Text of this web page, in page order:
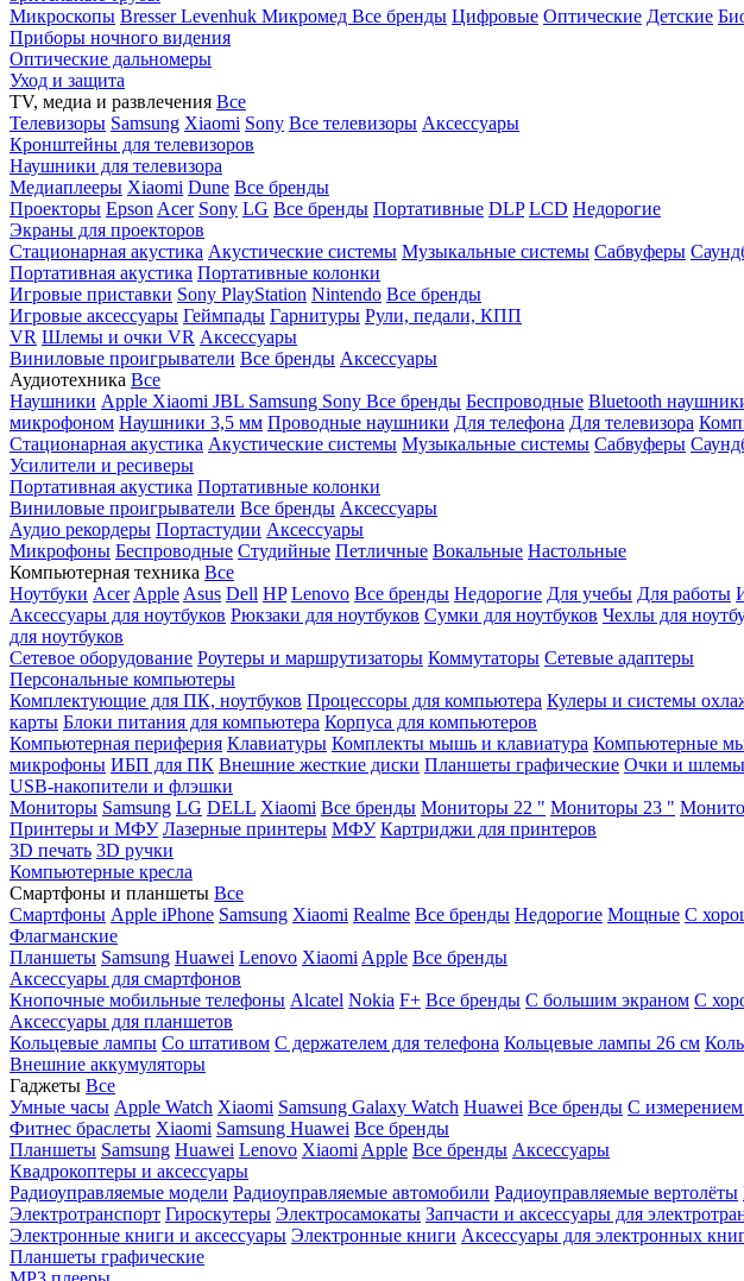
Микроскопы BresserLevenhuk Микромед Все бренды Цифровые Оптические Детские
Приборы ночного видения
Оптические дальномеры
Уход и защита
TV, медиа и развлечения Все
Телевизоры Samsung Xiaomi Sony Все телевизоры Аксессуары
Кронштейны для телевизоров
Наушники для телевизора
Медиаплееры Xiaomi Dune Все бренды
Проекторы Epson Acer Sony LG Все бренды Портативные DLP LCD Недорогие
Экраны для проекторов
Стационарная акустика Акустические системы Музыкальные системы Сабвуферы
Портативная акустика Портативные колонки
Игровые приставки Sony PlayStation Nintendo Все бренды
Игровые аксессуары Геймпады Гарнитуры Рули, педали, КПП
VR Шлемы и очки VR Аксессуары
Виниловые проигрыватели Все бренды Аксессуары
Аудиотехника Все
Наушники Apple Xiaomi JBL Samsung Sony Все бренды Беспроводные Bluetooth
микрофоном Наушники 3,5 мм Проводные наушники Для телефона Для телевизора
Стационарная акустика Акустические системы Музыкальные системы Сабвуферы
Усилители и ресиверы
Портативная акустика Портативные колонки
Виниловые проигрыватели Все бренды Аксессуары
Аудио рекордеры Портастудии Аксессуары
Микрофоны Беспроводные Студийные Петличные Вокальные Настольные
Компьютерная техника Все
Ноутбуки Acer Apple Asus Dell HP Lenovo Все бренды Недорогие Для учебы Для работы
Аксессуары для ноутбуков Рюкзаки для ноутбуков Сумки для ноутбуков Чехлы для
для ноутбуков
Сетевое оборудование Роутеры и маршрутизаторы Коммутаторы Сетевые адаптеры
Персональные компьютеры
Комплектующие для ПК, ноутбуков Процессоры для компьютера Кулеры и системы
карты Блоки питания для компьютера Корпуса для компьютеров
Компьютерная периферия Клавиатуры Комплекты мышь и клавиатура Компьютерные
микрофоны ИБП для ПК Внешние жесткие диски Планшеты графические Очки и
USB-накопители и флэшки
Мониторы Samsung LG DELL Xiaomi Все бренды Мониторы 22 " Мониторы 23 "
Принтеры и МФУ Лазерные принтеры МФУ Картриджи для принтеров
3D печать 3D ручки
Компьютерные кресла
Смартфоны и планшеты Все
Смартфоны Apple iPhone Samsung Xiaomi Realme Все бренды Недорогие Мощные С
Флагманские
Планшеты Samsung Huawei Lenovo Xiaomi Apple Все бренды
Аксессуары для смартфонов
Кнопочные мобильные телефоны Alcatel Nokia F+ Все бренды С большим экраном С
Аксессуары для планшетов
Кольцевые лампы Со штативом C держателем для телефона Кольцевые лампы 26 см
Внешние аккумуляторы
Гаджеты Все
Умные часы Apple Watch Xiaomi Samsung Galaxy Watch Huawei Все бренды C
Фитнес браслеты Xiaomi Samsung Huawei Все бренды
Планшеты Samsung Huawei Lenovo Xiaomi Apple Все бренды Аксессуары
Квадрокоптеры и аксессуары
Радиоуправляемые модели Радиоуправляемые автомобили Радиоуправляемые вертолёты
Электротранспорт Гироскутеры Электросамокаты Запчасти и аксессуары для
Электронные книги и аксессуары Электронные книги Аксессуары для электронных
Планшеты графические